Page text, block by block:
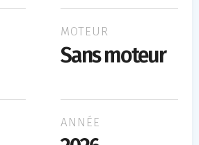
MOTEUR
Sans moteur
ANNÉE